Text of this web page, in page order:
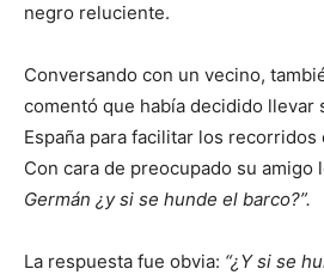
negro reluciente.
Conversando con un vecino,
comentó que había decidido llevar
España para facilitar los recorridos
Con cara de preocupado su amigo
Germán ¿y si se hunde el barco?”.
La respuesta fue obvia: “¿Y si se